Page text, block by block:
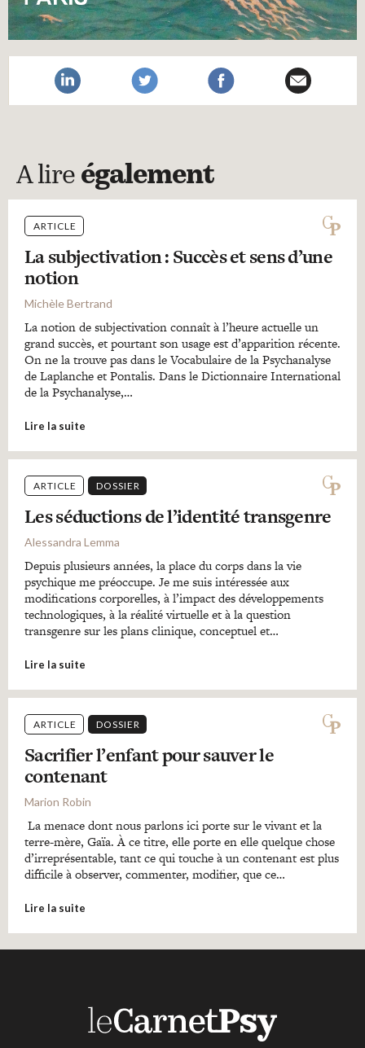
A lire également
ARTICLE
La subjectivation : Succès et sens d’une
notion
Michèle Bertrand
La notion de subjectivation connaît à l’heure actuelle un
grand succès, et pourtant son usage est d’apparition récente.
On ne la trouve pas dans le Vocabulaire de la Psychanalyse
de Laplanche et Pontalis. Dans le Dictionnaire International
de la Psychanalyse,…
Lire la suite
ARTICLE DOSSIER
Les séductions de l’identité transgenre
Alessandra Lemma
Depuis plusieurs années, la place du corps dans la vie
psychique me préoccupe. Je me suis intéressée aux
modifications corporelles, à l’impact des développements
technologiques, à la réalité virtuelle et à la question
transgenre sur les plans clinique, conceptuel et…
Lire la suite
ARTICLE DOSSIER
Sacrifier l’enfant pour sauver le
contenant
Marion Robin
La menace dont nous parlons ici porte sur le vivant et la
terre-mère, Gaïa. À ce titre, elle porte en elle quelque chose
d’irreprésentable, tant ce qui touche à un contenant est plus
difficile à observer, commenter, modifier, que ce…
Lire la suite